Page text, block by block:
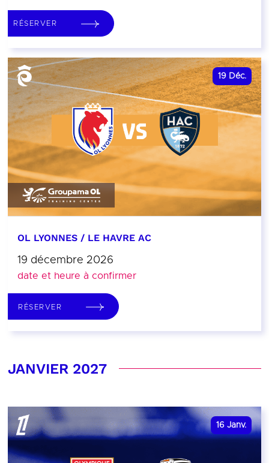
RÉSERVER
19 Déc.
OL LYONNES / LE HAVRE AC
19 décembre 2026
date et heure à confirmer
RÉSERVER
JANVIER 2027
16 Janv.